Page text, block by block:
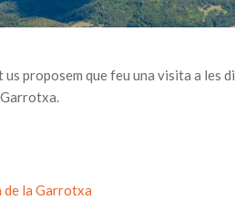
us proposem que feu una visita a les
Garrotxa.
de la Garrotxa